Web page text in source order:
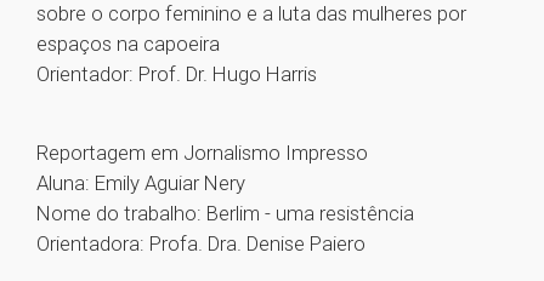
sobre o corpo feminino e a luta das mulheres por
espaços na capoeira
Orientador: Prof. Dr. Hugo Harris
Reportagem em Jornalismo Impresso
Aluna: Emily Aguiar Nery
Nome do trabalho: Berlim - uma resistência
Orientadora: Profa. Dra. Denise Paiero